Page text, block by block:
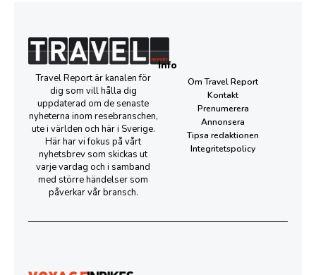
Travel Report är kanalen för
dig som vill hålla dig
uppdaterad om de senaste
nyheterna inom resebranschen,
ute i världen och här i Sverige.
Här har vi fokus på vårt
nyhetsbrev som skickas ut
varje vardag och i samband
med större händelser som
påverkar vår bransch.
Info
Om Travel Report
Kontakt
Prenumerera
Annonsera
Tipsa redaktionen
Integritetspolicy